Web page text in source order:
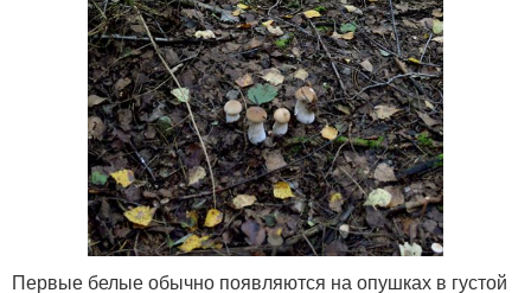
Первые белые обычно появляются на опушках в густой